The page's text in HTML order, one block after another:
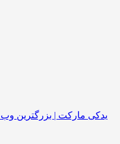
یدکی مارکت | بزرگترین